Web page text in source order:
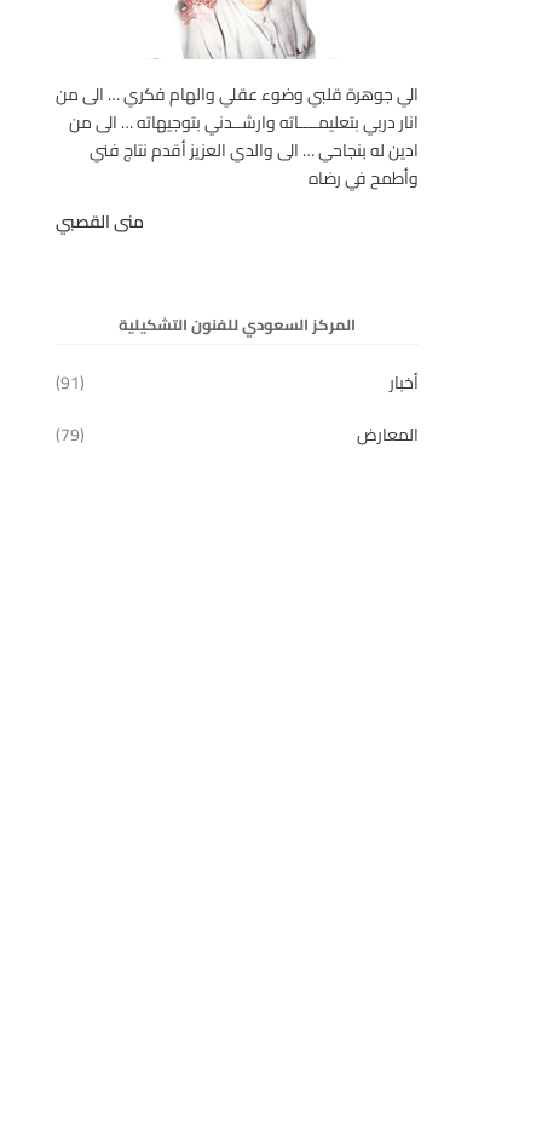
الي جوهرة قلبي وضوء عقلي والهام فكري … الى من
انار دربي بتعليمــــاته وارشــدني بتوجيهاته … الى من
ادين له بنجاحي … الى والدي العزيز أقدم نتاج فني
وأطمح في رضاه
منى القصبي
المركز السعودي للفنون التشكيلية
أخبار
(91)
المعارض
(79)